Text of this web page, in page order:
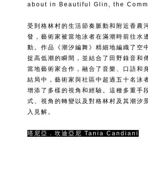
about in Beautiful Glin, the
受到格林村的生活節奏脈動和附近香農
發，藝術家被當地泳者在滿潮時前往水
動。作品《潮汐編舞》精細地編織了空
捉高低潮的瞬間，並結合了田野錄音和
當地藝術家合作，融合了音樂、口語和
結局中，藝術家與社區中超過五十名泳
增添了多樣的視角和經驗。這種多重手
式、視角的轉變以及對格林村及其潮汐
入見解。
塔尼亞．坎迪亞尼 Tania Candiani